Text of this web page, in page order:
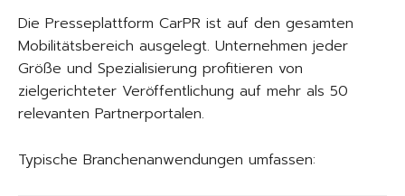
Die Presseplattform CarPR ist auf den gesamten
Mobilitätsbereich ausgelegt. Unternehmen jeder
Größe und Spezialisierung profitieren von
zielgerichteter Veröffentlichung auf mehr als 50
relevanten Partnerportalen.
Typische Branchenanwendungen umfassen: